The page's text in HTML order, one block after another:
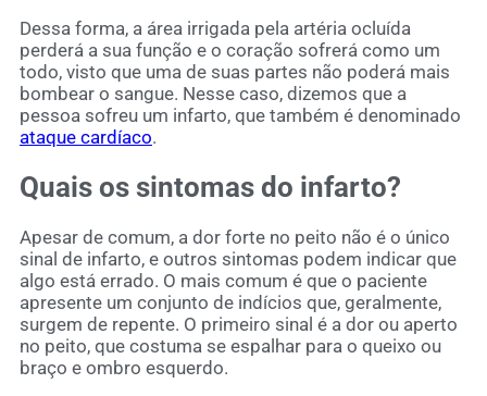
Dessa forma, a área irrigada pela artéria ocluída
perderá a sua função e o coração sofrerá como um
todo, visto que uma de suas partes não poderá mais
bombear o sangue. Nesse caso, dizemos que a
pessoa sofreu um infarto, que também é denominado
ataque cardíaco.
Quais os sintomas do infarto?
Apesar de comum, a dor forte no peito não é o único
sinal de infarto, e outros sintomas podem indicar que
algo está errado. O mais comum é que o paciente
apresente um conjunto de indícios que, geralmente,
surgem de repente. O primeiro sinal é a dor ou aperto
no peito, que costuma se espalhar para o queixo ou
braço e ombro esquerdo.